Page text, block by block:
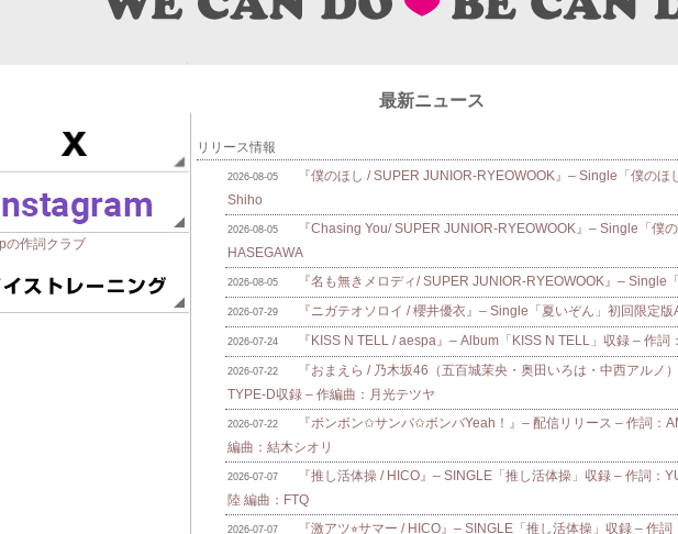
最新ニュース
リリース情報
2026-08-05
『僕のほし / SUPER JUNIOR-RYEOWOOK』– Single「僕の
Shiho
2026-08-05
『Chasing You/ SUPER JUNIOR-RYEOWOOK』– Single「僕
HASEGAWA
2026-08-05 『名も無きメロディ/ SUPER JUNIOR-RYEOWOOK』– Single
2026-07-29 『ニガテオソロイ / 櫻井優衣』– Single「夏いぞん」初回限定
2026-07-24 『KISS N TELL / aespa』– Album「KISS N TELL」収録 – 作詞
2026-07-22
『おまえら / 乃木坂46（五百城茉央・奥田いろは・中西アルノ
TYPE-D収録 – 作編曲：月光テツヤ
2026-07-22
『ボンボン✩サンバ✩ボンバYeah！』– 配信リリース – 作詞：
編曲：結木シオリ
2026-07-07
『推し活体操 / HICO』– SINGLE「推し活体操」収録 – 作詞：
陸 編曲：FTQ
2026-07-07 『激アツ⭐︎サマー / HICO』– SINGLE「推し活体操」収録 – 作詞